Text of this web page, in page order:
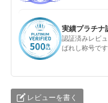
実績プラチナ
認証済みレビ
ばれし称号です
レビューを書く